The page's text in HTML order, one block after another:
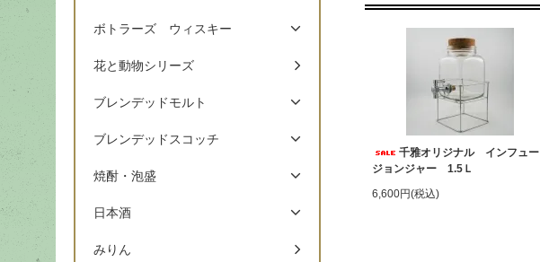
千雅オリジナル インフュー
ジョンジャー 1.5Ｌ
6,600円(税込)
ボトラーズ ウィスキー
花と動物シリーズ
ブレンデッドモルト
ブレンデッドスコッチ
焼酎・泡盛
日本酒
みりん